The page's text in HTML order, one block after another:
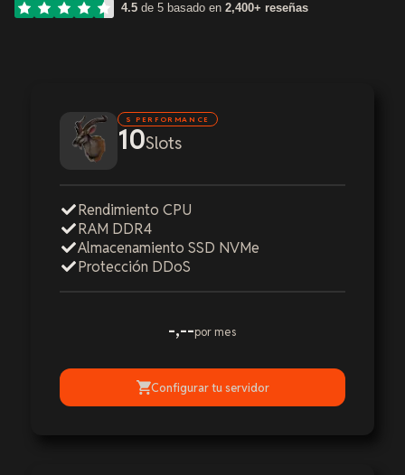
4.5 de 5 basado en 2,400+ reseñas
S PERFORMANCE
10Slots
Rendimiento CPU
RAM DDR4
Almacenamiento SSD NVMe
Protección DDoS
-,--por mes
Configurar tu servidor